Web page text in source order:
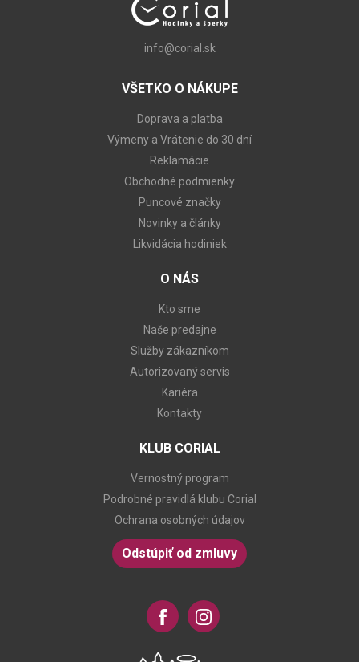
info@corial.sk
VŠETKO O NÁKUPE
Doprava a platba
Výmeny a Vrátenie do 30 dní
Reklamácie
Obchodné podmienky
Puncové značky
Novinky a články
Likvidácia hodiniek
O NÁS
Kto sme
Naše predajne
Služby zákazníkom
Autorizovaný servis
Kariéra
Kontakty
KLUB CORIAL
Vernostný program
Podrobné pravidlá klubu Corial
Ochrana osobných údajov
Odstúpiť od zmluvy